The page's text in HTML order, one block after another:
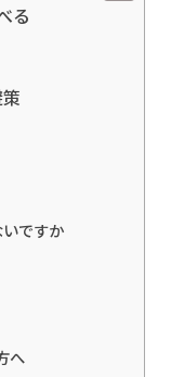
る
ですか
へ